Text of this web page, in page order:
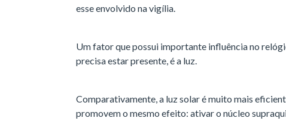
esse envolvido na vigília.
Um fator que possui importante influência no
precisa estar presente, é a luz.
Comparativamente, a luz solar é muito mais
promovem o mesmo efeito: ativar o núcleo